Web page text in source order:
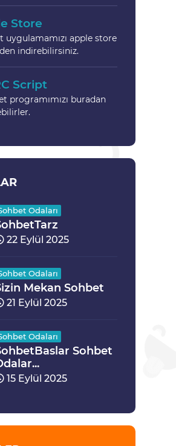
Store
uygulamamızı apple store
indirebilirsiniz.
Script
programımızı buradan
Odaları
22 Eylül 2025
Odaları
Mekan Sohbet
21 Eylül 2025
Odaları
Sohbet
15 Eylül 2025